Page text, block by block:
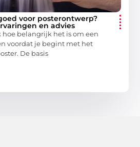
voor posterontwerp?
en advies
hoe belangrijk het is om een
voordat je begint met het
De basis